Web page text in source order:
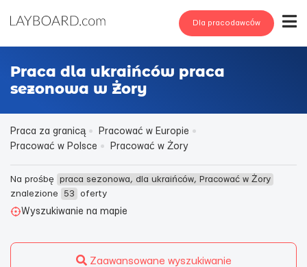
Dla pracodawców
Praca dla ukraińców praca
sezonowa w Żory
Praca za granicą
Pracować w Europie
Pracować w Polsce
Pracować w Żory
Na prośbę praca sezonowa, dla ukraińców, Pracować w Żory
znalezione
53
oferty
Wyszukiwanie na mapie
Zaawansowane wyszukiwanie